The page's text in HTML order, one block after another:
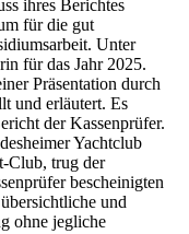
ihres Berichtes
für die gut
Unter
für das Jahr 2025.
Präsentation durch
und erläutert. Es
der Kassenprüfer.
Yachtclub
Club, trug der
bescheinigten
und
ohne jegliche